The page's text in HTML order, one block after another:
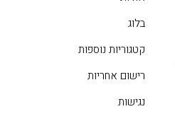
בלוג
קטגוריות נוספות
רישום אחריות
נגישות